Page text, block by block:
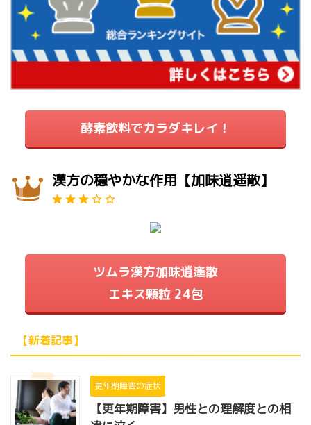
酵素飲料でカラダキレイ！
漢方の穏やかな作用【加味逍遥散】
ツムラ漢方加味逍遙散
エキス顆粒 24包
【新着記事】
更年期障害の症状
【更年期障害】男性との理解度との相